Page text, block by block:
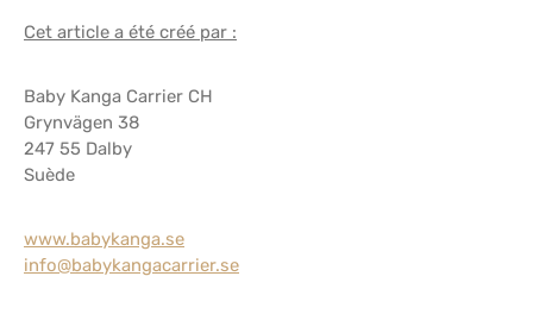
Cet article a été créé par :
Baby Kanga Carrier CH
Grynvägen 38
247 55 Dalby
Suède
www.babykanga.se
info@babykangacarrier.se